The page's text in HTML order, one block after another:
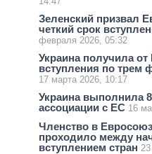
Зеленский призвал
четкий срок
февраля 2026, 05:32
Украина получила
вступления по трем
17 марта 2026, 10:17
Украина выполнила
ассоциации с ЕС 16
Членство в
проходило между
вступлением стран